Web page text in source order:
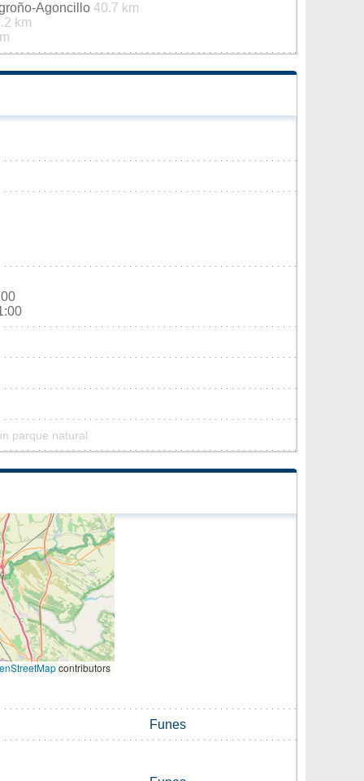
Agoncillo 40.7 km
km
parque natural
contributors
Funes